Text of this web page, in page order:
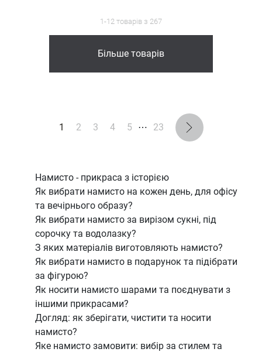
1-12 товарів з 267
Більше товарів
1 2 3 4 5 ⋯ 23
Намисто - прикраса з історією
Як вибрати намисто на кожен день, для офісу
та вечірнього образу?
Як вибрати намисто за вирізом сукні, під
сорочку та водолазку?
З яких матеріалів виготовляють намисто?
Як вибрати намисто в подарунок та підібрати
за фігурою?
Як носити намисто шарами та поєднувати з
іншими прикрасами?
Догляд: як зберігати, чистити та носити
намисто?
Яке намисто замовити: вибір за стилем та